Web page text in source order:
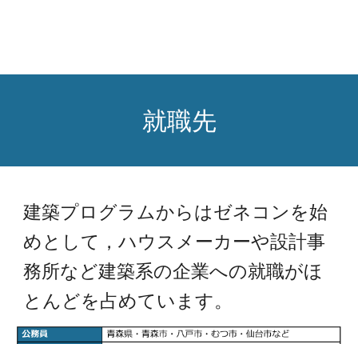
就職先
建築プログラムからはゼネコンを始
めとして，ハウスメーカーや設計事
務所など建築系の企業への就職がほ
とんどを占めています。